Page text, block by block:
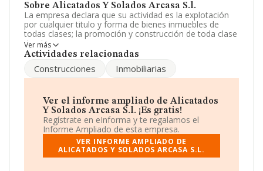
Sobre Alicatados Y Solados Arcasa S.l.
La empresa declara que su actividad es la explotación
por cualquier titulo y forma de bienes inmuebles de
todas clases; la promoción y construcción de toda clase
de obras, tanto propias como para terceros, ya sean
estas públicas o privadas. La empresa aparece inscrita
Clasifica su actividad CNAE como '%cnae%', código
6811. La sociedad no tiene actividad en mercados
La sociedad españolaAlicatados y Solados Arcasa
, con CIF B39690615, está situada en Barrio
Requejada Urb Las Vinas, (39313), en el municipio de
Polanco, Cantabria.
Con los datos a disposición de INFORMA sobre 67.991
Ver más
Actividades relacionadas
Construcciones Inmobiliarias
Ver el informe ampliado de Alicatados
Y Solados Arcasa S.l. ¡Es gratis!
Regístrate en eInforma y te regalamos el
Informe Ampliado de esta empresa.
VER INFORME AMPLIADO DE
ALICATADOS Y SOLADOS ARCASA S.L.